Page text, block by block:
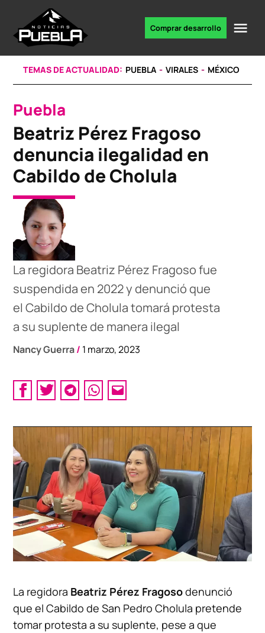
content
noticias
Comprar desarrollo
TEMAS DE ACTUALIDAD: PUEBLA VIRALES MÉXICO
POSTED
IN
Puebla
Beatriz Pérez Fragoso
denuncia ilegalidad en
Cabildo de Cholula
La regidora Beatriz Pérez Fragoso fue
suspendida en 2022 y denunció que
el Cabildo de Cholula tomará protesta
a su suplente de manera ilegal
Nancy Guerra/ 1 marzo, 2023
La regidora Beatriz Pérez Fragosodenunció
que el Cabildo de San Pedro Cholula pretende
tomar protesta a su suplente, pese a que